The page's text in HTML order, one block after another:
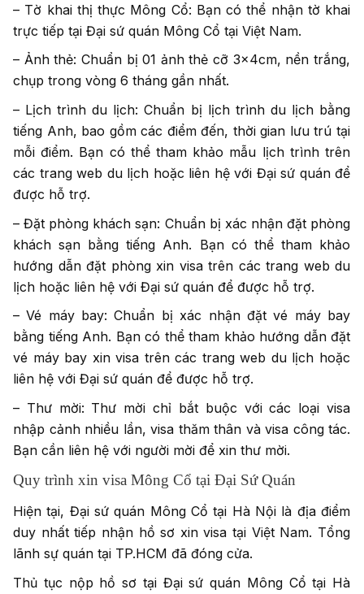
– Tờ khai thị thực Mông Cổ: Bạn có thể nhận tờ khai
trực tiếp tại Đại sứ quán Mông Cổ tại Việt Nam.
– Ảnh thẻ: Chuẩn bị 01 ảnh thẻ cỡ 3x4cm, nền trắng,
chụp trong vòng 6 tháng gần nhất.
– Lịch trình du lịch: Chuẩn bị lịch trình du lịch bằng
tiếng Anh, bao gồm các điểm đến, thời gian lưu trú tại
mỗi điểm. Bạn có thể tham khảo mẫu lịch trình trên
các trang web du lịch hoặc liên hệ với Đại sứ quán để
được hỗ trợ.
– Đặt phòng khách sạn: Chuẩn bị xác nhận đặt phòng
khách sạn bằng tiếng Anh. Bạn có thể tham khảo
hướng dẫn đặt phòng xin visa trên các trang web du
lịch hoặc liên hệ với Đại sứ quán để được hỗ trợ.
– Vé máy bay: Chuẩn bị xác nhận đặt vé máy bay
bằng tiếng Anh. Bạn có thể tham khảo hướng dẫn đặt
vé máy bay xin visa trên các trang web du lịch hoặc
liên hệ với Đại sứ quán để được hỗ trợ.
– Thư mời: Thư mời chỉ bắt buộc với các loại visa
nhập cảnh nhiều lần, visa thăm thân và visa công tác.
Bạn cần liên hệ với người mời để xin thư mời.
Quy trình xin visa Mông Cổ tại Đại Sứ Quán
Hiện tại, Đại sứ quán Mông Cổ tại Hà Nội là địa điểm
duy nhất tiếp nhận hồ sơ xin visa tại Việt Nam. Tổng
lãnh sự quán tại TP.HCM đã đóng cửa.
Thủ tục nộp hồ sơ tại Đại sứ quán Mông Cổ tại Hà